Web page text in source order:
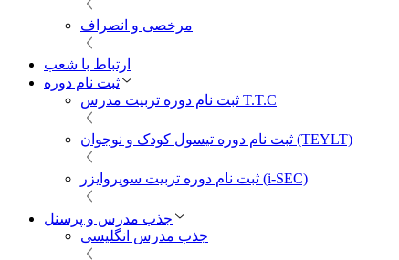
مرخصی و انصراف
ارتباط با شعب
ثبت نام دوره
ثبت نام دوره تربیت مدرس T.T.C
ثبت نام دوره تیسول کودک و نوجوان (TEYLT)
ثبت نام دوره تربیت سوپروایزر (i-SEC)
جذب مدرس و پرسنل
جذب مدرس انگلیسی